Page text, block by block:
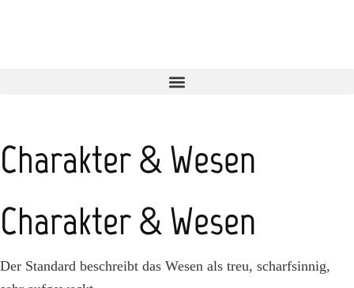
Charakter & Wesen
Charakter & Wesen
Der Standard beschreibt das Wesen als treu, scharfsinnig,